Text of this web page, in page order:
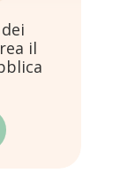
il